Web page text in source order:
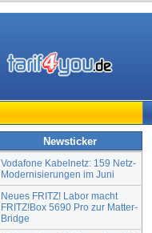
Newsticker
Vodafone Kabelnetz: 159 Netz-
Modernisierungen im Juni
Neues FRITZ! Labor macht
FRITZ!Box 5690 Pro zur Matter-
Bridge